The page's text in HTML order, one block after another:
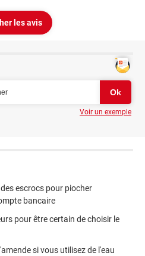
les avis
Voir un exemple
escrocs pour piocher
bancaire
pour être certain de choisir le
si vous utilisez de l'eau